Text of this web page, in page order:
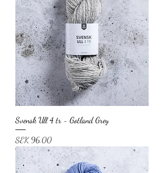
Svensk Ull 4 tr - Gotland Grey
Price
SEK 96.00